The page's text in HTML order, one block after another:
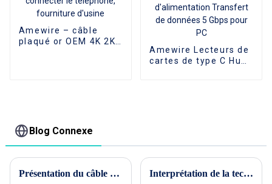
Amewire – câble
plaqué or OEM 4K 2K
Amewire Lecteurs de
cartes de type C Hub
Blog Connexe
Présentation du câble à fibre optique d'application HDMI2.1 Interprétation de la technologie du connecteur HDMI2.1